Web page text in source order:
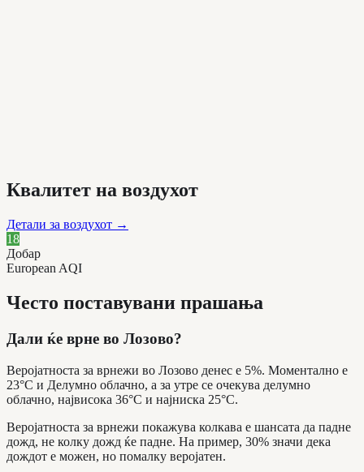
Квалитет на воздухот
Детали за воздухот →
18
Добар
European AQI
Често поставувани прашања
Дали ќе врне во Лозово?
Веројатноста за врнежи во Лозово денес е 5%. Моментално е
23°C и Делумно облачно, а за утре се очекува делумно
облачно, највисока 36°C и најниска 25°C.
Веројатноста за врнежи покажува колкава е шансата да падне
дожд, не колку дожд ќе падне. На пример, 30% значи дека
дождот е можен, но помалку веројатен.